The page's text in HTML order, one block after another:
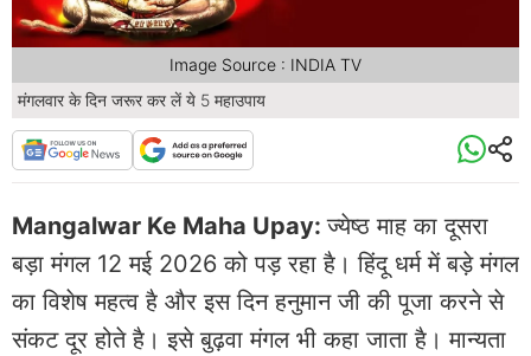
मंगलवार के दिन जरूर कर लें ये 5 महाउपाय
Image Source : INDIA TV
Mangalwar Ke Maha Upay:ज्येष्ठ माह का दूसरा
बड़ा मंगल 12 मई 2026 को पड़ रहा है। हिंदू धर्म में बड़े मंगल
का विशेष महत्व है और इस दिन हनुमान जी की पूजा करने से
संकट दूर होते है। इसे बुढ़वा मंगल भी कहा जाता है। मान्यता